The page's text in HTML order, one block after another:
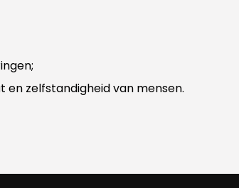
zelfstandigheid van mensen.